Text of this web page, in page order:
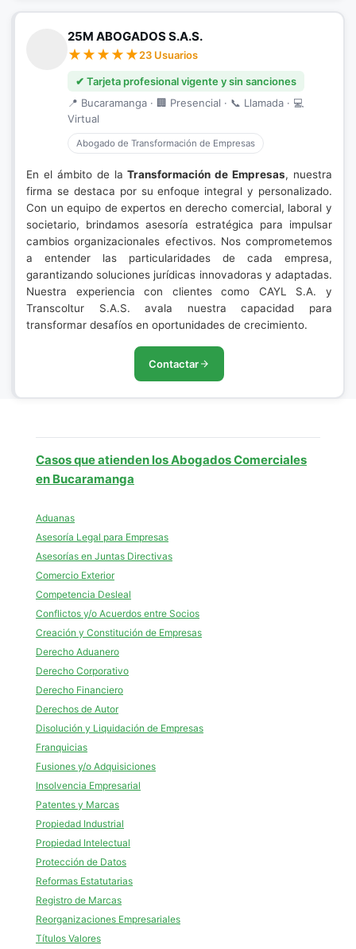
25M ABOGADOS S.A.S.
23 Usuarios
✔ Tarjeta profesional vigente y sin sanciones
📍 Bucaramanga · 🏢 Presencial · 📞 Llamada · 💻
Virtual
Abogado de Transformación de Empresas
En el ámbito de laTransformación de Empresas, nuestra
firma se destaca por su enfoque integral y personalizado.
Con un equipo de expertos en derecho comercial, laboral y
societario, brindamos asesoría estratégica para impulsar
cambios organizacionales efectivos. Nos comprometemos
a entender las particularidades de cada empresa,
garantizando soluciones jurídicas innovadoras y adaptadas.
Nuestra experiencia con clientes como CAYL S.A. y
Transcoltur S.A.S. avala nuestra capacidad para
transformar desafíos en oportunidades de crecimiento.
Contactar
Casos que atienden los Abogados Comerciales
en Bucaramanga
Aduanas
Asesoría Legal para Empresas
Asesorías en Juntas Directivas
Comercio Exterior
Competencia Desleal
Conflictos y/o Acuerdos entre Socios
Creación y Constitución de Empresas
Derecho Aduanero
Derecho Corporativo
Derecho Financiero
Derechos de Autor
Disolución y Liquidación de Empresas
Franquicias
Fusiones y/o Adquisiciones
Insolvencia Empresarial
Patentes y Marcas
Propiedad Industrial
Propiedad Intelectual
Protección de Datos
Reformas Estatutarias
Registro de Marcas
Reorganizaciones Empresariales
Títulos Valores